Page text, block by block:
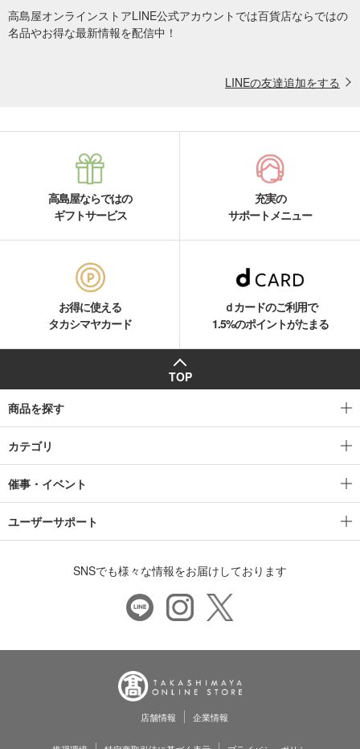
高島屋オンラインストアLINE公式アカウントでは百貨店ならではの
名品やお得な最新情報を配信中！
LINEの友達追加をする
高島屋ならではの
ギフトサービス
充実の
サポートメニュー
お得に使える
タカシマヤカード
ｄカードのご利用で
1.5%のポイントがたまる
TOP
商品を探す
カテゴリ
催事・イベント
ユーザーサポート
SNSでも様々な情報をお届けしております
店舗情報 企業情報